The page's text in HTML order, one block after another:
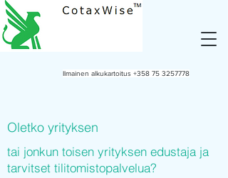
Ilmainen alkukartoitus +358 75 3257778
Oletko yrityksen
tai jonkun toisen yrityksen edustaja ja
tarvitset tilitomistopalvelua?